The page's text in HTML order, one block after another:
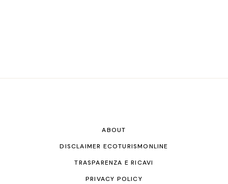
ABOUT
DISCLAIMER ECOTURISMONLINE
TRASPARENZA E RICAVI
PRIVACY POLICY